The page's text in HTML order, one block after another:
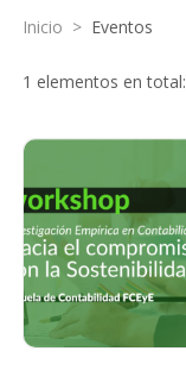
Inicio > Eventos
1 elementos en total: